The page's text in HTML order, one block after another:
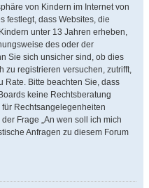
von Kindern im Internet von
festlegt, dass Websites, die
unter 13 Jahren erheben,
des oder der
Sie sich unsicher sind, ob dies
zu registrieren versuchen, zutrifft,
Rate. Bitte beachten Sie, dass
keine Rechtsberatung
Rechtsangelegenheiten
Frage „An wen soll ich mich
Anfragen zu diesem Forum